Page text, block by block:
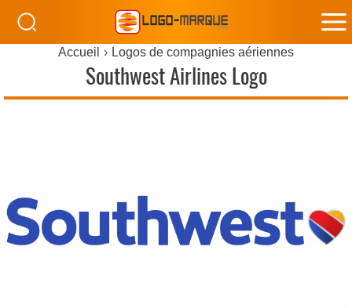
Accueil Logos de compagnies aériennes
Southwest Airlines Logo